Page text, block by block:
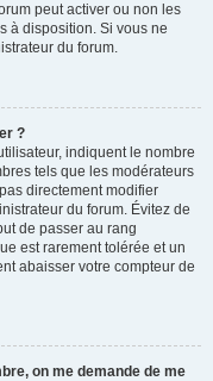
peut activer ou non les
à disposition. Si vous ne
du forum.
?
indiquent le nombre
tels que les modérateurs
directement modifier
du forum. Évitez de
de passer au rang
est rarement tolérée et un
abaisser votre compteur de
on me demande de me